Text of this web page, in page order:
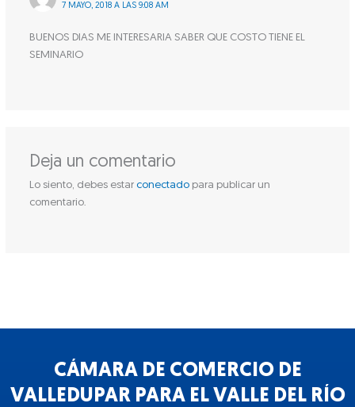
7 MAYO, 2018 A LAS 9:08 AM
BUENOS DIAS ME INTERESARIA SABER QUE COSTO TIENE EL
SEMINARIO
Deja un comentario
Lo siento, debes estar conectadopara publicar un
comentario.
CÁMARA DE COMERCIO DE
VALLEDUPAR PARA EL VALLE DEL RÍO